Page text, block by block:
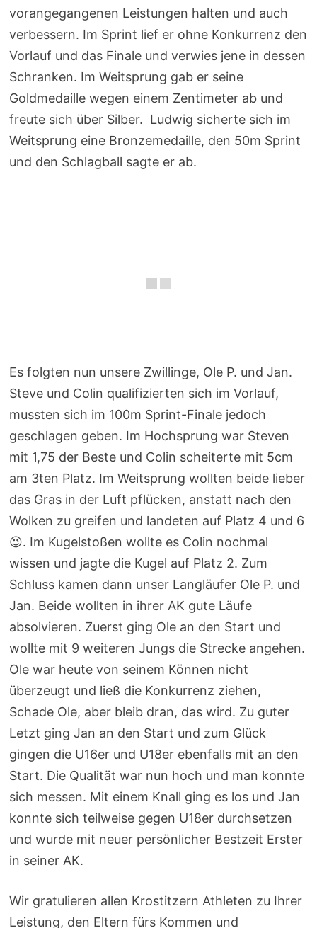
vorangegangenen Leistungen halten und auch
verbessern. Im Sprint lief er ohne Konkurrenz den
Vorlauf und das Finale und verwies jene in dessen
Schranken. Im Weitsprung gab er seine
Goldmedaille wegen einem Zentimeter ab und
freute sich über Silber. Ludwig sicherte sich im
Weitsprung eine Bronzemedaille, den 50m Sprint
und den Schlagball sagte er ab.
Es folgten nun unsere Zwillinge, Ole P. und Jan.
Steve und Colin qualifizierten sich im Vorlauf,
mussten sich im 100m Sprint-Finale jedoch
geschlagen geben. Im Hochsprung war Steven
mit 1,75 der Beste und Colin scheiterte mit 5cm
am 3ten Platz. Im Weitsprung wollten beide lieber
das Gras in der Luft pflücken, anstatt nach den
Wolken zu greifen und landeten auf Platz 4 und 6
😉. Im Kugelstoßen wollte es Colin nochmal
wissen und jagte die Kugel auf Platz 2. Zum
Schluss kamen dann unser Langläufer Ole P. und
Jan. Beide wollten in ihrer AK gute Läufe
absolvieren. Zuerst ging Ole an den Start und
wollte mit 9 weiteren Jungs die Strecke angehen.
Ole war heute von seinem Können nicht
überzeugt und ließ die Konkurrenz ziehen,
Schade Ole, aber bleib dran, das wird. Zu guter
Letzt ging Jan an den Start und zum Glück
gingen die U16er und U18er ebenfalls mit an den
Start. Die Qualität war nun hoch und man konnte
sich messen. Mit einem Knall ging es los und Jan
konnte sich teilweise gegen U18er durchsetzen
und wurde mit neuer persönlicher Bestzeit Erster
in seiner AK.
Wir gratulieren allen Krostitzern Athleten zu Ihrer
Leistung, den Eltern fürs Kommen und